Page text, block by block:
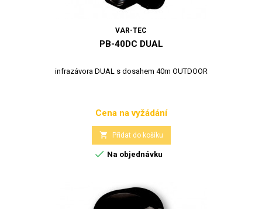
VAR-TEC
PB-40DC DUAL
infrazávora DUAL s dosahem 40m OUTDOOR
Cena
Cena na vyžádání
 Přidat do košíku
 Na objednávku